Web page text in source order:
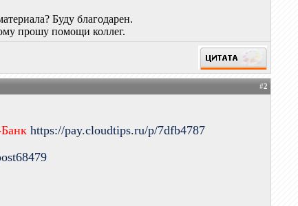
Буду благодарен.
прошу помощи коллег.
#2
Банкhttps://pay.cloudtips.ru/p/7dfb4787